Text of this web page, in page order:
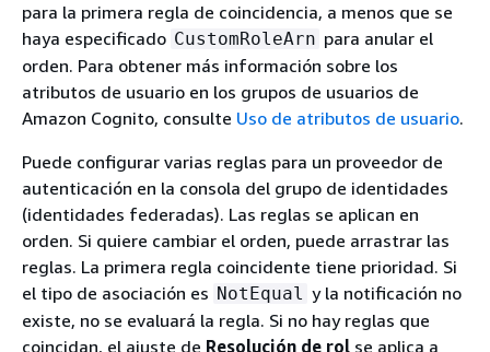
para la primera regla de coincidencia, a menos que se
haya especificado CustomRoleArn para anular el
orden. Para obtener más información sobre los
atributos de usuario en los grupos de usuarios de
Amazon Cognito, consulte Uso de atributos de usuario.
Puede configurar varias reglas para un proveedor de
autenticación en la consola del grupo de identidades
(identidades federadas). Las reglas se aplican en
orden. Si quiere cambiar el orden, puede arrastrar las
reglas. La primera regla coincidente tiene prioridad. Si
el tipo de asociación es NotEqual y la notificación no
existe, no se evaluará la regla. Si no hay reglas que
coincidan, el ajuste de Resolución de rol se aplica a